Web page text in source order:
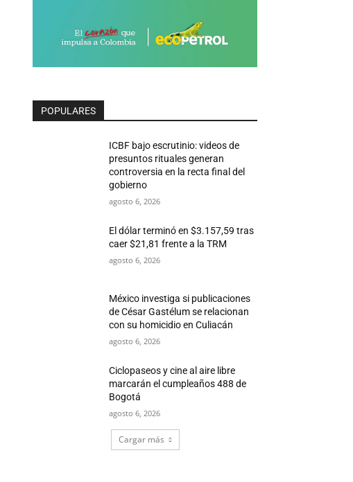
POPULARES
ICBF bajo escrutinio: videos de
presuntos rituales generan
controversia en la recta final del
gobierno
agosto 6, 2026
El dólar terminó en $3.157,59 tras
caer $21,81 frente a la TRM
agosto 6, 2026
México investiga si publicaciones
de César Gastélum se relacionan
con su homicidio en Culiacán
agosto 6, 2026
Ciclopaseos y cine al aire libre
marcarán el cumpleaños 488 de
Bogotá
agosto 6, 2026
Cargar más